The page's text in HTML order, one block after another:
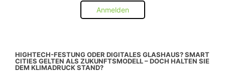
Anmelden
HIGHTECH-FESTUNG ODER DIGITALES GLASHAUS? SMART
CITIES GELTEN ALS ZUKUNFTSMODELL – DOCH HALTEN SIE
DEM KLIMADRUCK STAND?